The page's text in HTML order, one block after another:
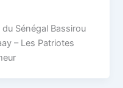
Sénégal Bassirou
– Les Patriotes